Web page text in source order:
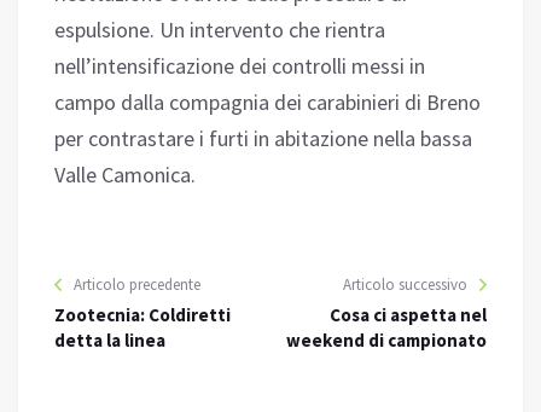
espulsione. Un intervento che rientra
nell’intensificazione dei controlli messi in
campo dalla compagnia dei carabinieri di Breno
per contrastare i furti in abitazione nella bassa
Valle Camonica.
Articolo precedente
Zootecnia: Coldiretti
detta la linea
Articolo successivo
Cosa ci aspetta nel
weekend di campionato